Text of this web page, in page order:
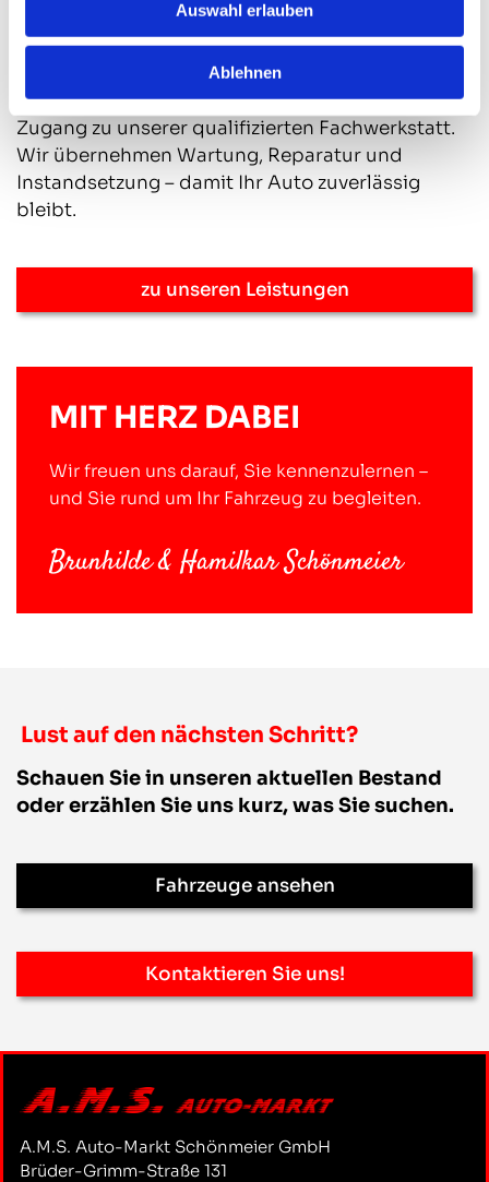
Auswahl erlauben
Ablehnen
WERKSTATT & SERVICE
Neben der Beratung bieten wir Ihnen den
Zugang zu unserer qualifizierten Fachwerkstatt.
Wir übernehmen Wartung, Reparatur und
Instandsetzung – damit Ihr Auto zuverlässig
bleibt.
zu unseren Leistungen
MIT HERZ DABEI
Wir freuen uns darauf, Sie kennenzulernen –
und Sie rund um Ihr Fahrzeug zu begleiten.
Brunhilde & Hamilkar Schönmeier
Lust auf den nächsten Schritt?
Schauen Sie in unseren aktuellen Bestand
oder erzählen Sie uns kurz, was Sie suchen.
Fahrzeuge ansehen
Kontaktieren Sie uns!
A.M.S. Auto-Markt Schönmeier GmbH
Brüder-Grimm-Straße 131